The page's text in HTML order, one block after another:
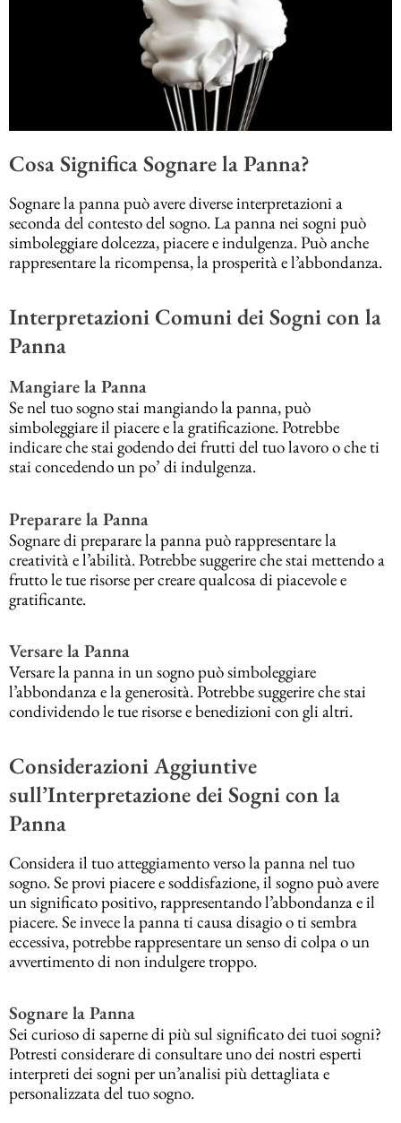
Cosa Significa Sognare la Panna?
Sognare la panna può avere diverse interpretazioni a
seconda del contesto del sogno. La panna nei sogni può
simboleggiare dolcezza, piacere e indulgenza. Può anche
rappresentare la ricompensa, la prosperità e l’abbondanza.
Interpretazioni Comuni dei Sogni con la
Panna
Mangiare la Panna
Se nel tuo sogno stai mangiando la panna, può
simboleggiare il piacere e la gratificazione. Potrebbe
indicare che stai godendo dei frutti del tuo lavoro o che ti
stai concedendo un po’ di indulgenza.
Preparare la Panna
Sognare di preparare la panna può rappresentare la
creatività e l’abilità. Potrebbe suggerire che stai mettendo a
frutto le tue risorse per creare qualcosa di piacevole e
gratificante.
Versare la Panna
Versare la panna in un sogno può simboleggiare
l’abbondanza e la generosità. Potrebbe suggerire che stai
condividendo le tue risorse e benedizioni con gli altri.
Considerazioni Aggiuntive
sull’Interpretazione dei Sogni con la
Panna
Considera il tuo atteggiamento verso la panna nel tuo
sogno. Se provi piacere e soddisfazione, il sogno può avere
un significato positivo, rappresentando l’abbondanza e il
piacere. Se invece la panna ti causa disagio o ti sembra
eccessiva, potrebbe rappresentare un senso di colpa o un
avvertimento di non indulgere troppo.
Sognare la Panna
Sei curioso di saperne di più sul significato dei tuoi sogni?
Potresti considerare di consultare uno dei nostri esperti
interpreti dei sogni per un’analisi più dettagliata e
personalizzata del tuo sogno.